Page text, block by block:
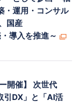
・運用・コンサル
国産
導入を推進～
開催】 次世代
引DX」と「AI活